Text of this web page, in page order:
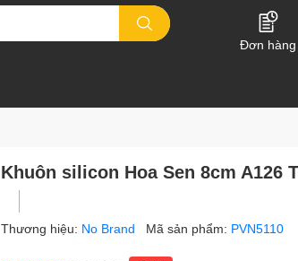
Đơn hàng
Khuôn silicon Hoa Sen 8cm A126
Thương hiệu: No Brand Mã sản phẩm: PVN5110